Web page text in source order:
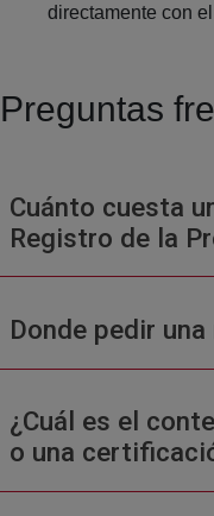
directamente con
Preguntas
Cuánto cuesta
Registro de la
Donde pedir
¿Cuál es el
o una